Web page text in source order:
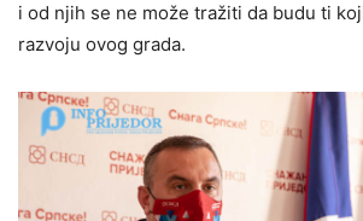
i od njih se ne može tražiti da budu ti
razvoju ovog grada.